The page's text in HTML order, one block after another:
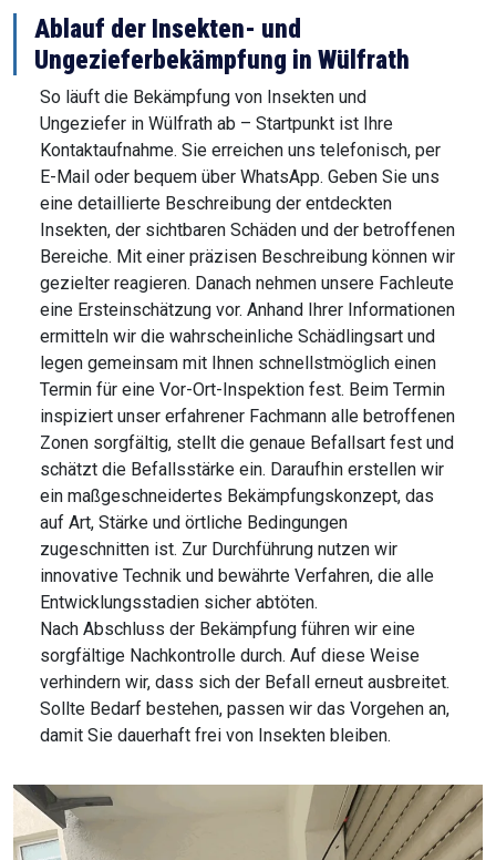
Ablauf der Insekten- und
Ungezieferbekämpfung in Wülfrath
So läuft die Bekämpfung von Insekten und
Ungeziefer in Wülfrath ab – Startpunkt ist Ihre
Kontaktaufnahme. Sie erreichen uns telefonisch, per
E-Mail oder bequem über WhatsApp. Geben Sie uns
eine detaillierte Beschreibung der entdeckten
Insekten, der sichtbaren Schäden und der betroffenen
Bereiche. Mit einer präzisen Beschreibung können wir
gezielter reagieren. Danach nehmen unsere Fachleute
eine Ersteinschätzung vor. Anhand Ihrer Informationen
ermitteln wir die wahrscheinliche Schädlingsart und
legen gemeinsam mit Ihnen schnellstmöglich einen
Termin für eine Vor-Ort-Inspektion fest. Beim Termin
inspiziert unser erfahrener Fachmann alle betroffenen
Zonen sorgfältig, stellt die genaue Befallsart fest und
schätzt die Befallsstärke ein. Daraufhin erstellen wir
ein maßgeschneidertes Bekämpfungskonzept, das
auf Art, Stärke und örtliche Bedingungen
zugeschnitten ist. Zur Durchführung nutzen wir
innovative Technik und bewährte Verfahren, die alle
Entwicklungsstadien sicher abtöten.
Nach Abschluss der Bekämpfung führen wir eine
sorgfältige Nachkontrolle durch. Auf diese Weise
verhindern wir, dass sich der Befall erneut ausbreitet.
Sollte Bedarf bestehen, passen wir das Vorgehen an,
damit Sie dauerhaft frei von Insekten bleiben.